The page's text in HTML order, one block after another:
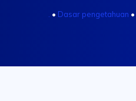
• Dasar pengetahuan •